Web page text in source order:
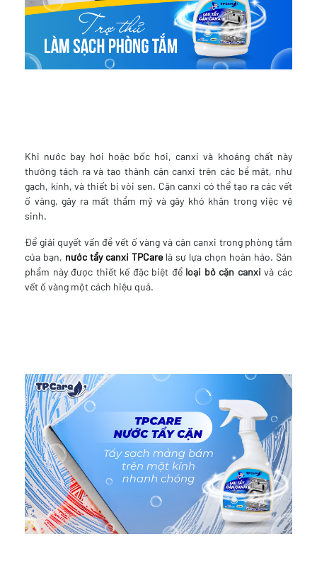
Khi nước bay hơi hoặc bốc hơi, canxi và khoáng chất này
thường tách ra và tạo thành cặn canxi trên các bề mặt, như
gạch, kính, và thiết bị vòi sen. Cặn canxi có thể tạo ra các vết
ố vàng, gây ra mất thẩm mỹ và gây khó khăn trong việc vệ
sinh.
Để giải quyết vấn đề vết ố vàng và cặn canxi trong phòng tắm
của bạn, nước tẩy canxi TPCarelà sự lựa chọn hoàn hảo. Sản
phẩm này được thiết kế đặc biệt để loại bỏ cặn canxi và các
vết ố vàng một cách hiệu quả.